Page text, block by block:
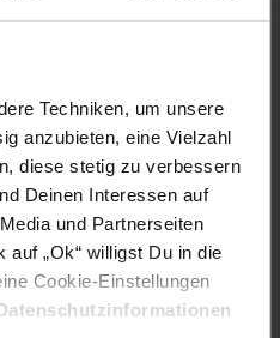
Techniken, um unsere
anzubieten, eine Vielzahl
diese stetig zu verbessern
Deinen Interessen auf
und Partnerseiten
„Ok“ willigst Du in die
Cookie-Einstellungen
über 24 h. Der
des Gerätes ab.
Liter
Liter
als
10 Std
24 h